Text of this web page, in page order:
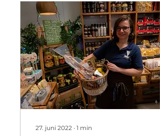
27. juni 2022 ∙ 1 min